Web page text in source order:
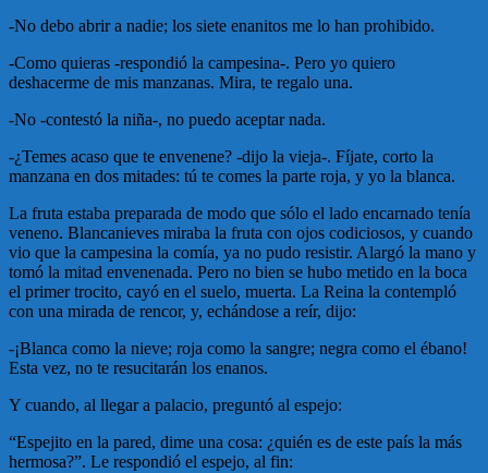
-No debo abrir a nadie; los siete enanitos me lo han prohibido.
-Como quieras -respondió la campesina-. Pero yo quiero
deshacerme de mis manzanas. Mira, te regalo una.
-No -contestó la niña-, no puedo aceptar nada.
-¿Temes acaso que te envenene? -dijo la vieja-. Fíjate, corto la
manzana en dos mitades: tú te comes la parte roja, y yo la blanca.
La fruta estaba preparada de modo que sólo el lado encarnado tenía
veneno. Blancanieves miraba la fruta con ojos codiciosos, y cuando
vio que la campesina la comía, ya no pudo resistir. Alargó la mano y
tomó la mitad envenenada. Pero no bien se hubo metido en la boca
el primer trocito, cayó en el suelo, muerta. La Reina la contempló
con una mirada de rencor, y, echándose a reír, dijo:
-¡Blanca como la nieve; roja como la sangre; negra como el ébano!
Esta vez, no te resucitarán los enanos.
Y cuando, al llegar a palacio, preguntó al espejo:
“Espejito en la pared, dime una cosa: ¿quién es de este país la más
hermosa?”. Le respondió el espejo, al fin: